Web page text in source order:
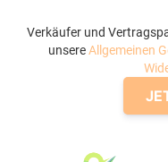
Verkäufer und
unsereAllgemeinen